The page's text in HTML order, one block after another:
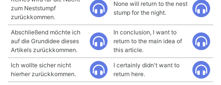
zum Neststumpf
zurückkommen.
None will return to the nest
stump for the night.
Abschließend möchte ich
auf die Grundidee dieses
Artikels zurückkommen.
In conclusion, I want to
return to the main idea of
this article.
Ich wollte sicher nicht
hierher zurückkommen.
I certainly didn't want to
return here.